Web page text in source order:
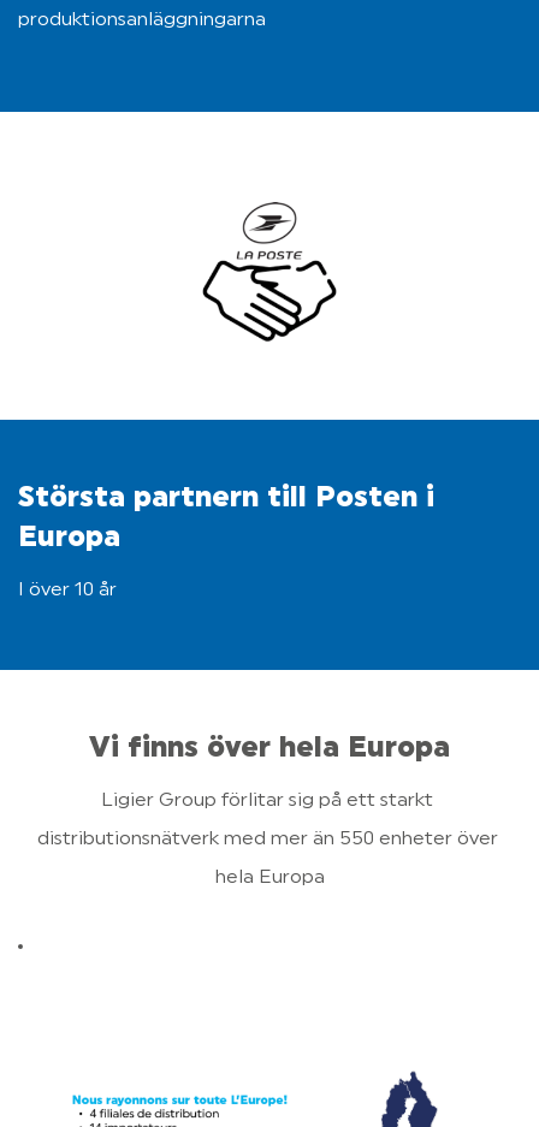
produktionsanläggningarna
Största partnern till Posten i
Europa
I över 10 år
Vi finns över hela Europa
Ligier Group förlitar sig på ett starkt
distributionsnätverk med mer än 550 enheter över
hela Europa